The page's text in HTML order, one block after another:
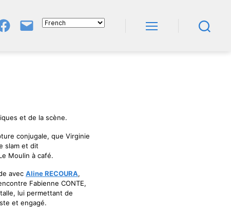
GroupeE-
et de la scène.
conjugale, que Virginie
slam et dit
Moulin à café.
avec Aline RECOURA,
Fabienne CONTE,
lui permettant de
et engagé.